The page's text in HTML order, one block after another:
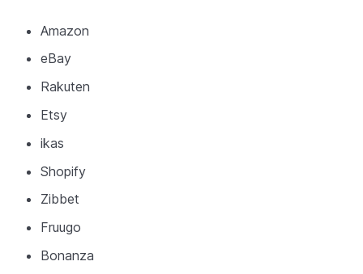
Amazon
eBay
Rakuten
Etsy
ikas
Shopify
Zibbet
Fruugo
Bonanza